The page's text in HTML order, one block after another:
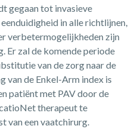
gegaan tot invasieve
in alle richtlijnen,
verbetermogelijkheden zijn
Er zal de komende periode
van de zorg naar de
van de Enkel-Arm index is
patiënt met PAV door de
therapeut te
van een vaatchirurg.